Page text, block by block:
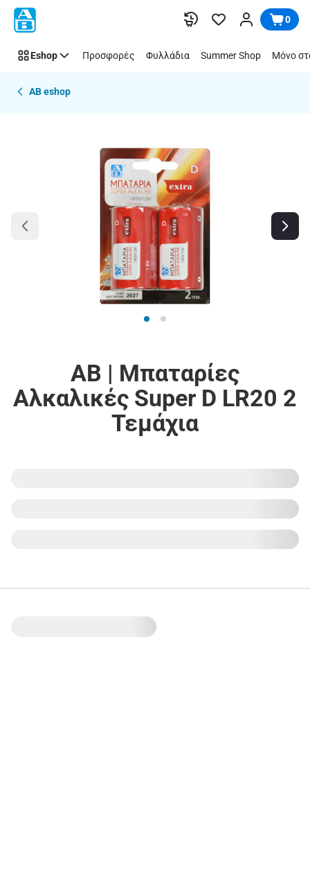
Παράλειψη 0
Eshop Προσφορές Φυλλάδια Summer Shop Μόνο
AB eshop
ΑΒ | Μπαταρίες
Αλκαλικές Super D LR20 2
Τεμάχια